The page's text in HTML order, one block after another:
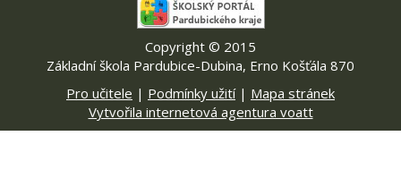
Copyright © 2015
Základní škola Pardubice-Dubina, Erno Košťála 870
Pro učitele | Podmínky užití| Mapa stránek
Vytvořila internetová agentura voatt